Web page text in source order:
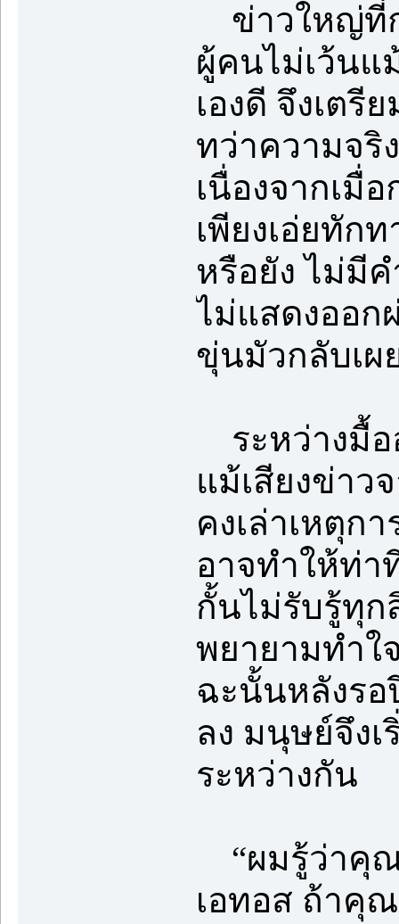
ข่าวใหญ่ที่ก
ผู้คนไม่เว้นแ
เองดี จึงเตรี
ทว่าความจริ
เนื่องจากเมื่
เพียงเอ่ยทัก
หรือยัง ไม่มี
ไม่แสดงออก
ขุ่นมัวกลับเผ
ระหว่างมื้อ
แม้เสียงข่าว
คงเล่าเหตุก
อาจทำให้ท่า
กั้นไม่รับรู้ทุก
พยายามทำใ
ฉะนั้นหลังรอ
ลง มนุษย์จึง
ระหว่างกัน
“ผมรู้ว่าคุ
เอทอส ถ้าคุ